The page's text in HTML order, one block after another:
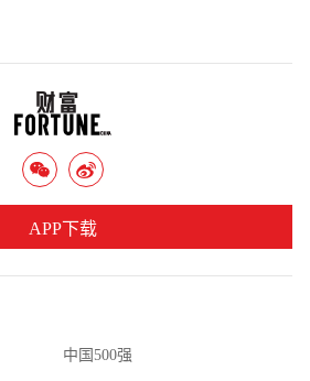
中国500强
APP下载